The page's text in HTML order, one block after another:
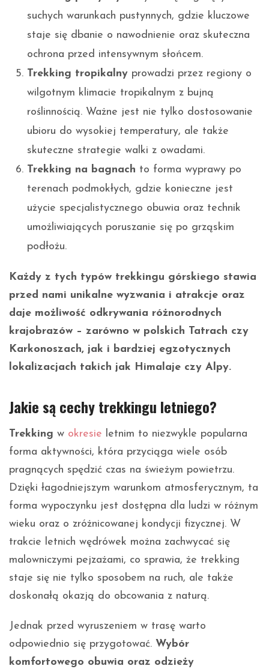
suchych warunkach pustynnych, gdzie kluczowe
staje się dbanie o nawodnienie oraz skuteczna
ochrona przed intensywnym słońcem.
Trekking tropikalny prowadzi przez regiony o
wilgotnym klimacie tropikalnym z bujną
roślinnością. Ważne jest nie tylko dostosowanie
ubioru do wysokiej temperatury, ale także
skuteczne strategie walki z owadami.
Trekking na bagnach to forma wyprawy po
terenach podmokłych, gdzie konieczne jest
użycie specjalistycznego obuwia oraz technik
umożliwiających poruszanie się po grząskim
podłożu.
Każdy z tych typów trekkingu górskiego stawia
przed nami unikalne wyzwania i atrakcje oraz
daje możliwość odkrywania różnorodnych
krajobrazów – zarówno w polskich Tatrach czy
Karkonoszach, jak i bardziej egzotycznych
lokalizacjach takich jak Himalaje czy Alpy.
Jakie są cechy trekkingu letniego?
Trekking w okresie letnim to niezwykle popularna
forma aktywności, która przyciąga wiele osób
pragnących spędzić czas na świeżym powietrzu.
Dzięki łagodniejszym warunkom atmosferycznym, ta
forma wypoczynku jest dostępna dla ludzi w różnym
wieku oraz o zróżnicowanej kondycji fizycznej. W
trakcie letnich wędrówek można zachwycać się
malowniczymi pejzażami, co sprawia, że trekking
staje się nie tylko sposobem na ruch, ale także
doskonałą okazją do obcowania z naturą.
Jednak przed wyruszeniem w trasę warto
odpowiednio się przygotować. Wybór
komfortowego obuwia oraz odzieży